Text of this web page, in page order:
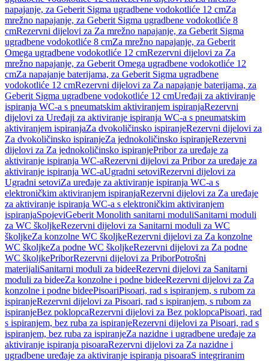
napajanje, za Geberit Sigma ugradbene vodokotliće 12 cmZa
mrežno napajanje, za Geberit Sigma ugradbene vodokotliće 8
cmRezervni dijelovi za Za mrežno napajanje, za Geberit Sigma
ugradbene vodokotliće 8 cmZa mrežno napajanje, za Geberit
Omega ugradbene vodokotliće 12 cmRezervni dijelovi za Za
mrežno napajanje, za Geberit Omega ugradbene vodokotliće 12
cmZa napajanje baterijama, za Geberit Sigma ugradbene
vodokotliće 12 cmRezervni dijelovi za Za napajanje baterijama, za
Geberit Sigma ugradbene vodokotliće 12 cmUređaji za aktiviranje
ispiranja WC-a s pneumatskim aktiviranjem ispiranjaRezervni
dijelovi za Uređaji za aktiviranje ispiranja WC-a s pneumatskim
aktiviranjem ispiranjaZa dvokoličinsko ispiranjeRezervni dijelovi za
Za dvokoličinsko ispiranjeZa jednokoličinsko ispiranjeRezervni
dijelovi za Za jednokoličinsko ispiranjePribor za uređaje za
aktiviranje ispiranja WC-aRezervni dijelovi za Pribor za uređaje za
aktiviranje ispiranja WC-aUgradni setoviRezervni dijelovi za
Ugradni setoviZa uređaje za aktiviranje ispiranja WC-a s
elektroničkim aktiviranjem ispiranjaRezervni dijelovi za Za uređaje
za aktiviranje ispiranja WC-a s elektroničkim aktiviranjem
ispiranjaSpojeviGeberit Monolith sanitarni moduliSanitarni moduli
za WC školjkeRezervni dijelovi za Sanitarni moduli za WC
školjkeZa konzolne WC školjkeRezervni dijelovi za Za konzolne
WC školjkeZa podne WC školjkeRezervni dijelovi za Za podne
WC školjkePriborRezervni dijelovi za PriborPotrošni
materijaliSanitarni moduli za bideeRezervni dijelovi za Sanitarni
moduli za bideeZa konzolne i podne bideeRezervni dijelovi za Za
konzolne i podne bideePisoariPisoari, rad s ispiranjem, s rubom za
ispiranjeRezervni dijelovi za Pisoari, rad s ispiranjem, s rubom za
ispiranjeBez poklopcaRezervni dijelovi za Bez poklopcaPisoari, rad
s ispiranjem, bez ruba za ispiranjeRezervni dijelovi za Pisoari, rad s
ispiranjem, bez ruba za ispiranjeZa nazidne i ugradbene uređaje za
aktiviranje ispiranja pisoaraRezervni dijelovi za Za nazidne i
ugradbene uređaje za aktiviranje ispiranja pisoaraS integriranim